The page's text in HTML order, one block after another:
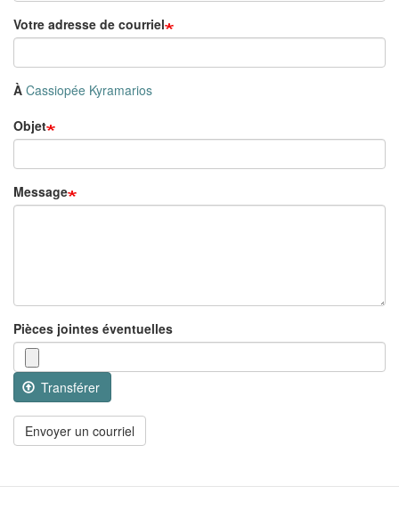
Votre adresse de courriel
À Cassiopée Kyramarios
Objet
Message
Pièces jointes éventuelles
Transférer
Envoyer un courriel